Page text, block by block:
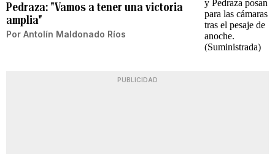
Pedraza: "Vamos a tener una victoria
amplia"
Por Antolín Maldonado Ríos
PUBLICIDAD